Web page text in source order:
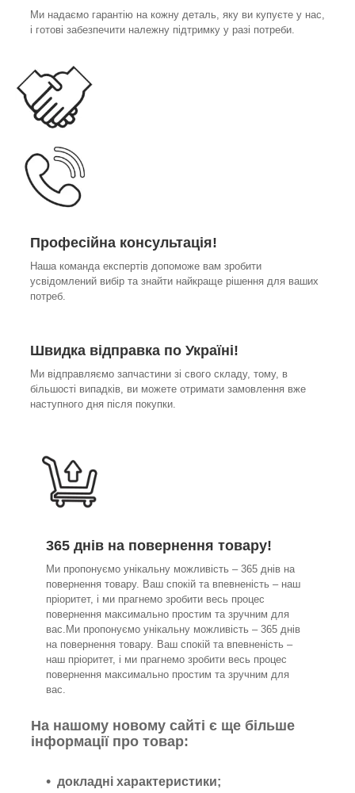
Ми надаємо гарантію на кожну деталь, яку ви купуєте у нас,
і готові забезпечити належну підтримку у разі потреби.
Професійна консультація!
Наша команда експертів допоможе вам зробити
усвідомлений вибір та знайти найкраще рішення для ваших
потреб.
Швидка відправка по Україні!
Ми відправляємо запчастини зі свого складу, тому, в
більшості випадків, ви можете отримати замовлення вже
наступного дня після покупки.
365 днів на повернення товару!
Ми пропонуємо унікальну можливість – 365 днів на
повернення товару. Ваш спокій та впевненість – наш
пріоритет, і ми прагнемо зробити весь процес
повернення максимально простим та зручним для
вас.Ми пропонуємо унікальну можливість – 365 днів
на повернення товару. Ваш спокій та впевненість –
наш пріоритет, і ми прагнемо зробити весь процес
повернення максимально простим та зручним для
вас.
На нашому новому сайті є ще більше
інформації про товар:
докладні характеристики;